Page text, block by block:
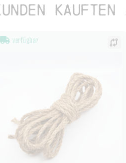
kauften
verfügbar